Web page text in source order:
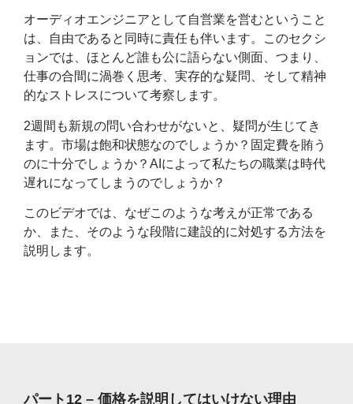
オーディオエンジニアとして自営業を営むということ
は、自由であると同時に責任も伴います。このセクシ
ョンでは、ほとんど誰も公に語らない側面、つまり、
仕事の合間に渦巻く思考、実存的な疑問、そして精神
的なストレスについて考察します。
2週間も新規の問い合わせがないと、疑問が生じてき
ます。市場は飽和状態なのでしょうか？固定費を賄う
のに十分でしょうか？AIによって私たちの職業は時代
遅れになってしまうのでしょうか？
このビデオでは、なぜこのような考えが正常である
か、また、そのような段階に建設的に対処する方法を
説明します。
パート12 – 価格を説明してはいけない理由